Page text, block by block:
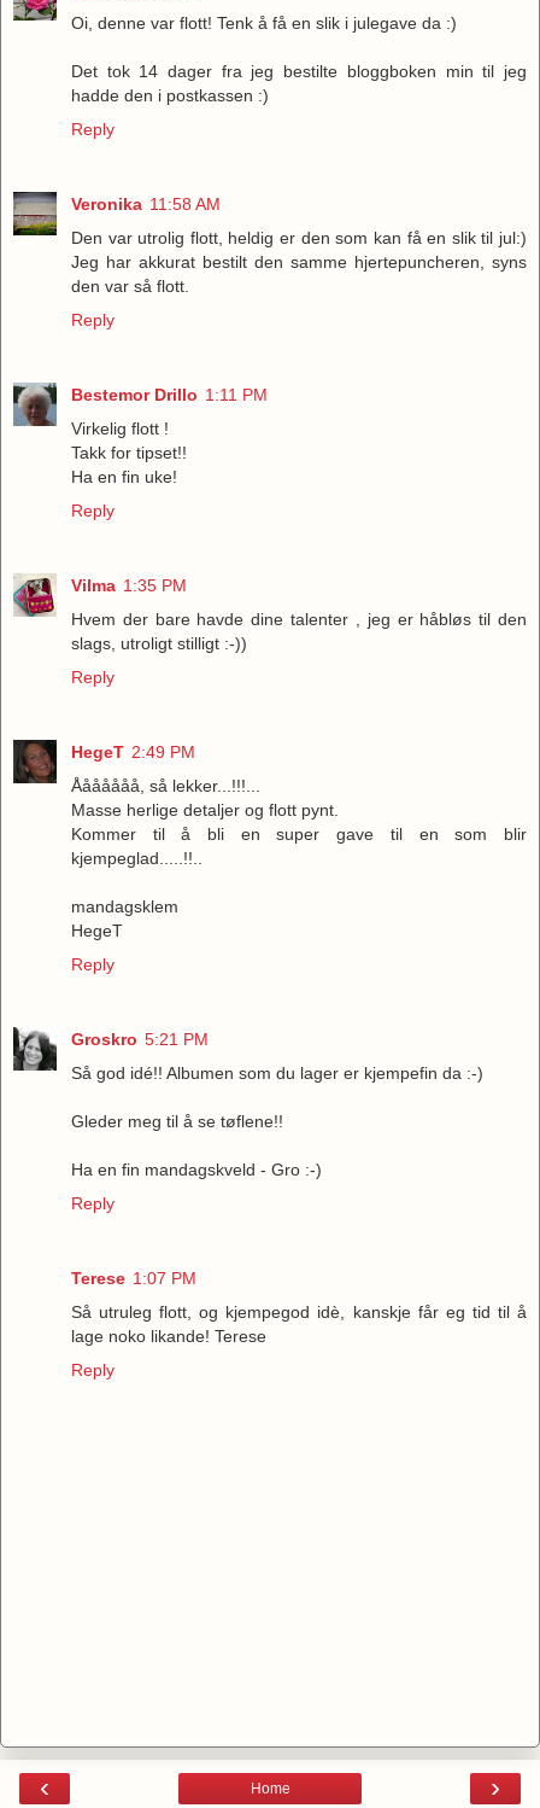
Oi, denne var flott! Tenk å få en slik i julegave da :)
Det tok 14 dager fra jeg bestilte bloggboken min til jeg
hadde den i postkassen :)
Reply
Veronika 11:58 AM
Den var utrolig flott, heldig er den som kan få en slik til jul:)
Jeg har akkurat bestilt den samme hjertepuncheren, syns
den var så flott.
Reply
Bestemor Drillo 1:11 PM
Virkelig flott !
Takk for tipset!!
Ha en fin uke!
Reply
Vilma 1:35 PM
Hvem der bare havde dine talenter , jeg er håbløs til den
slags, utroligt stilligt :-))
Reply
HegeT 2:49 PM
Ååååååå, så lekker...!!!...
Masse herlige detaljer og flott pynt.
Kommer til å bli en super gave til en som blir
kjempeglad.....!!..
mandagsklem
HegeT
Reply
Groskro 5:21 PM
Så god idé!! Albumen som du lager er kjempefin da :-)
Gleder meg til å se tøflene!!
Ha en fin mandagskveld - Gro :-)
Reply
Terese 1:07 PM
Så utruleg flott, og kjempegod idè, kanskje får eg tid til å
lage noko likande! Terese
Reply
‹ ›
Home